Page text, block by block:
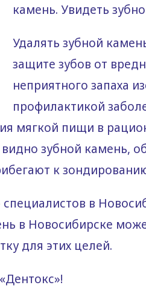
камень. Увидеть
Удалять зубной
защите зубов от
неприятного запаха
профилактикой
мягкой пищи в
зубной камень,
к
в
в Новосибирске
для этих целей.